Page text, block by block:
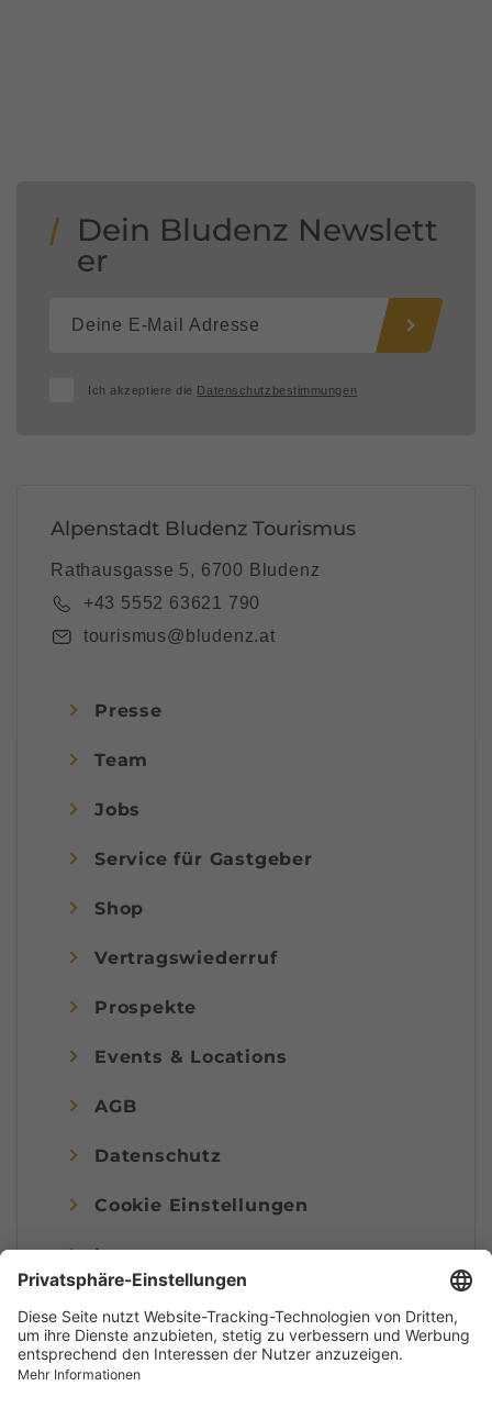
Dein Bludenz Newslett
er
Ich akzeptiere die Datenschutzbestimmungen
Alpenstadt Bludenz Tourismus
Rathausgasse 5, 6700 Bludenz
+43 5552 63621 790
tourismus@bludenz.at
Presse
Team
Jobs
Service für Gastgeber
Shop
Vertragswiederruf
Prospekte
Events & Locations
AGB
Datenschutz
Cookie Einstellungen
Impressum